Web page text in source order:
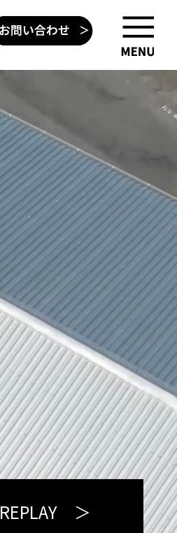
REPLAY ＞